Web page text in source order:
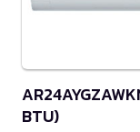
BTU)